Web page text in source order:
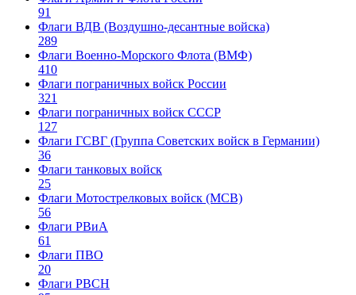
91
Флаги ВДВ (Воздушно-десантные войска)
289
Флаги Военно-Морского Флота (ВМФ)
410
Флаги пограничных войск России
321
Флаги пограничных войск СССР
127
Флаги ГСВГ (Группа Советских войск в Германии)
36
Флаги танковых войск
25
Флаги Мотострелковых войск (МСВ)
56
Флаги РВиА
61
Флаги ПВО
20
Флаги РВСН